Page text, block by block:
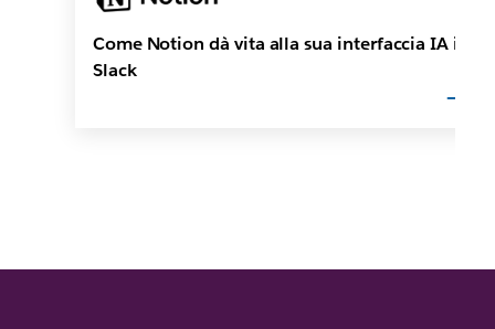
Come Notion dà vita alla sua interfaccia IA in
Slack